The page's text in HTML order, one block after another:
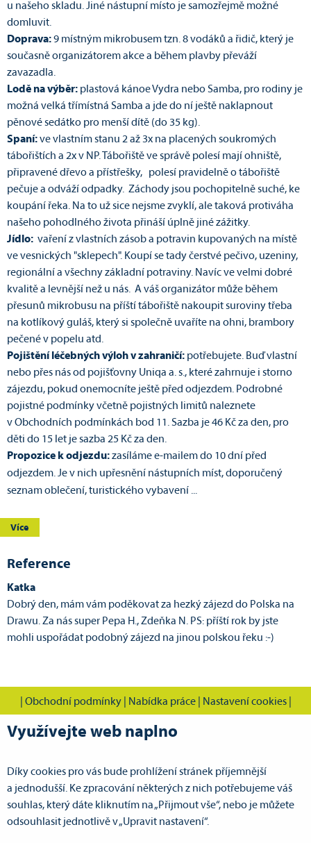
u našeho skladu. Jiné nástupní místo je samozřejmě možné
domluvit.
Doprava:9 místným mikrobusem tzn. 8 vodáků a řidič, který je
současně organizátorem akce a během plavby převáží
zavazadla.
Lodě na výběr: plastová kánoe Vydra nebo Samba, pro rodiny je
možná velká třímístná Samba a jde do ní ještě naklapnout
pěnové sedátko pro menší dítě (do 35 kg).
Spaní:ve vlastním stanu 2 až 3x na placených soukromých
tábořištích a 2x v NP. Tábořiště ve správě polesí mají ohniště,
připravené dřevo a přístřešky, polesí pravidelně o tábořiště
pečuje a odváží odpadky. Záchody jsou pochopitelně suché, ke
koupání řeka. Na to už sice nejsme zvyklí, ale taková protiváha
našeho pohodlného života přináší úplně jiné zážitky.
Jídlo: vaření z vlastních zásob a potravin kupovaných na místě
ve vesnických "sklepech". Koupí se tady čerstvé pečivo, uzeniny,
regionální a všechny základní potraviny. Navíc ve velmi dobré
kvalitě a levnější než u nás. A váš organizátor může během
přesunů mikrobusu na příští tábořiště nakoupit suroviny třeba
na kotlíkový guláš, který si společně uvaříte na ohni, brambory
pečené v popelu atd.
Pojištění léčebných výloh v zahraničí: potřebujete. Buď vlastní
nebo přes nás od pojišťovny Uniqa a. s., které zahrnuje i storno
zájezdu, pokud onemocníte ještě před odjezdem. Podrobné
pojistné podmínky včetně pojistných limitů naleznete
v Obchodních podmínkách bod 11. Sazba je 46 Kč za den, pro
děti do 15 let je sazba 25 Kč za den.
Propozice k odjezdu:zasíláme e-mailem do 10 dní před
odjezdem. Je v nich upřesnění nástupních míst, doporučený
seznam oblečení, turistického vybavení ...
Více
Reference
Katka
Dobrý den, mám vám poděkovat za hezký zájezd do Polska na
Drawu. Za nás super Pepa H., Zdeňka N. PS: příští rok by jste
mohli uspořádat podobný zájezd na jinou polskou řeku :-)
Obchodní podmínky| Nabídka práce| Nastavení cookies|
CVOK s.r.o., Cestovní vodácká kancelář Pardubice
Doubravická 386
533 53 Pardubice VII - Ohrazenice
GPS: N 50°3.67643', E 15°45.16650'
Využívejte web naplno
Díky cookies pro vás bude prohlížení stránek příjemnější
a jednodušší. Ke zpracování některých z nich potřebujeme váš
souhlas, který dáte kliknutím na „Přijmout vše“, nebo je můžete
odsouhlasit jednotlivě v „Upravit nastavení“.